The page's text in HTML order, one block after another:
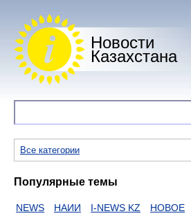
Новости
Казахстана
Все категории
Популярные темы
NEWS НАИИ I-NEWS KZ НОВОЕ